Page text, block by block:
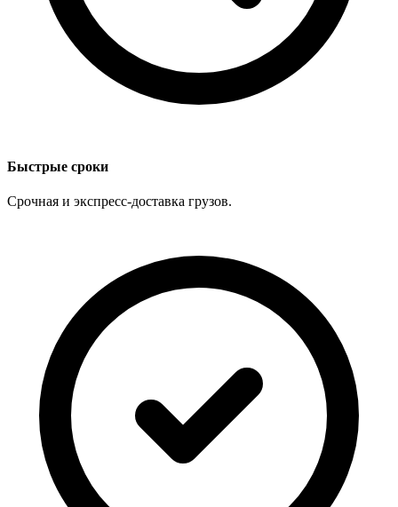
Быстрые сроки
Срочная и экспресс-доставка грузов.